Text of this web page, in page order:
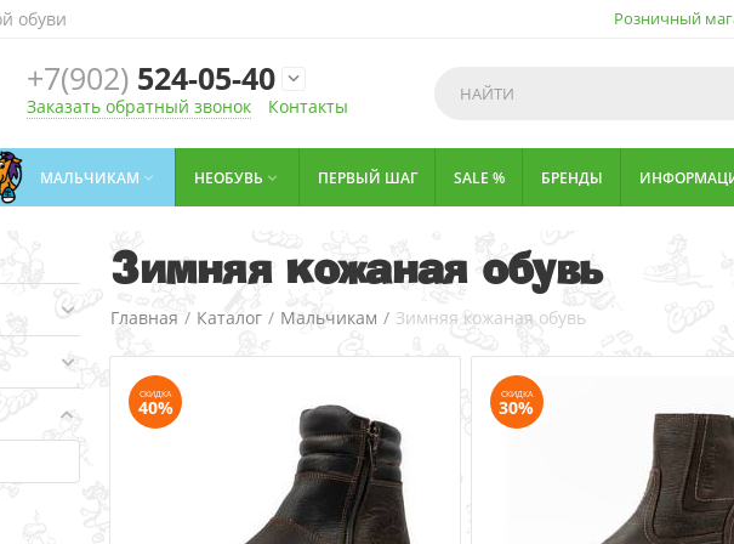
обуви Розничный
+7(902)524-05-40 
Заказать обратный звонок Контакты
МАЛЬЧИКАМ  НЕОБУВЬ  ПЕРВЫЙ ШАГ SALE % БРЕНДЫ
Зимняя кожаная обувь
Главная / Каталог / Мальчикам / Зимняя кожаная обувь
СКИДКА
40%
СКИДКА
30%